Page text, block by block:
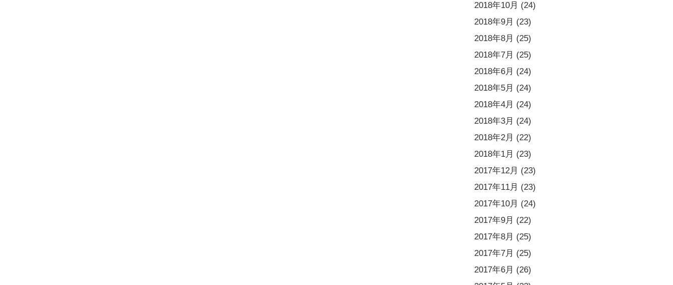
2018年10月 (24)
2018年9月 (23)
2018年8月 (25)
2018年7月 (25)
2018年6月 (24)
2018年5月 (24)
2018年4月 (24)
2018年3月 (24)
2018年2月 (22)
2018年1月 (23)
2017年12月 (23)
2017年11月 (23)
2017年10月 (24)
2017年9月 (22)
2017年8月 (25)
2017年7月 (25)
2017年6月 (26)